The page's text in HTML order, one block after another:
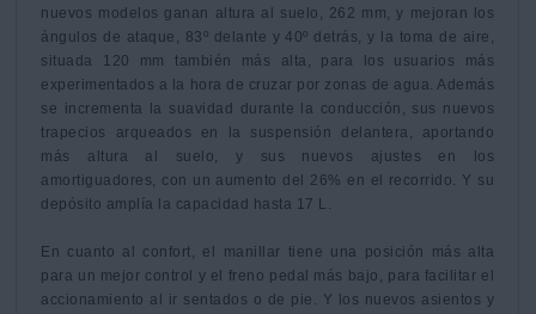
nuevos modelos ganan altura al suelo, 262 mm, y mejoran los
ángulos de ataque, 83º delante y 40º detrás, y la toma de aire,
situada 120 mm también más alta, para los usuarios más
experimentados a la hora de cruzar por zonas de agua. Además
se incrementa la suavidad durante la conducción, sus nuevos
trapecios arqueados en la suspensión delantera, aportando
más altura al suelo, y sus nuevos ajustes en los
amortiguadores, con un aumento del 26% en el recorrido. Y su
depósito amplía la capacidad hasta 17 L.
En cuanto al confort, el manillar tiene una posición más alta
para un mejor control y el freno pedal más bajo, para facilitar el
accionamiento al ir sentados o de pie. Y los nuevos asientos y